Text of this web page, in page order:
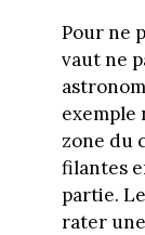
Pour ne
vaut ne
exemple
zone du
filantes
partie.
rater